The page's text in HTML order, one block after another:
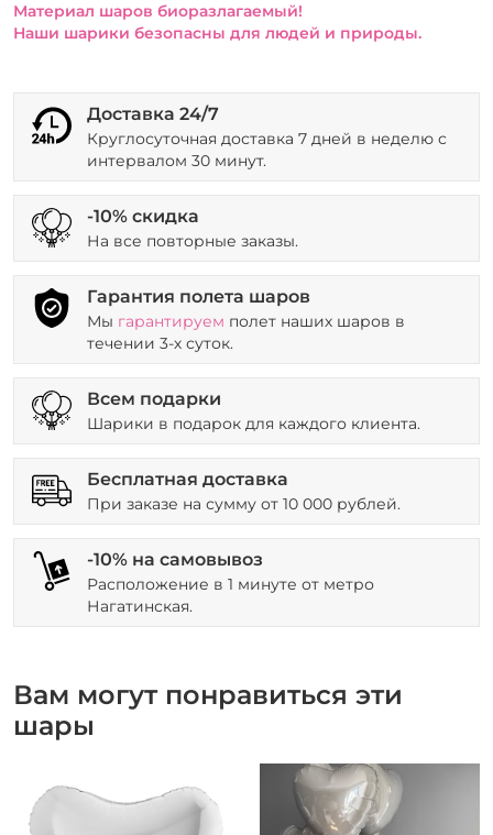
Материал шаров биоразлагаемый!
Наши шарики безопасны для людей и природы.
Доставка 24/7
Круглосуточная доставка 7 дней в неделю с
интервалом 30 минут.
-10% скидка
На все повторные заказы.
Гарантия полета шаров
Мы гарантируем полет наших шаров в
течении 3-х суток.
Всем подарки
Шарики в подарок для каждого клиента.
Бесплатная доставка
При заказе на сумму от 10 000 рублей.
-10% на самовывоз
Расположение в 1 минуте от метро
Нагатинская.
Вам могут понравиться эти
шары